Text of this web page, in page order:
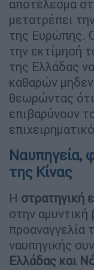
αποτέλεσμα
μετατρέπει
της Ευρώπης.
την εκτίμησή
της Ελλάδας
καθαρών
θεωρώντας
επιβαρύνουν
Ναυπηγεία,
της Κίνας
Η στρατηγική
στην αμυντική
προαναγγελία
ναυπηγικής
Ελλάδας και